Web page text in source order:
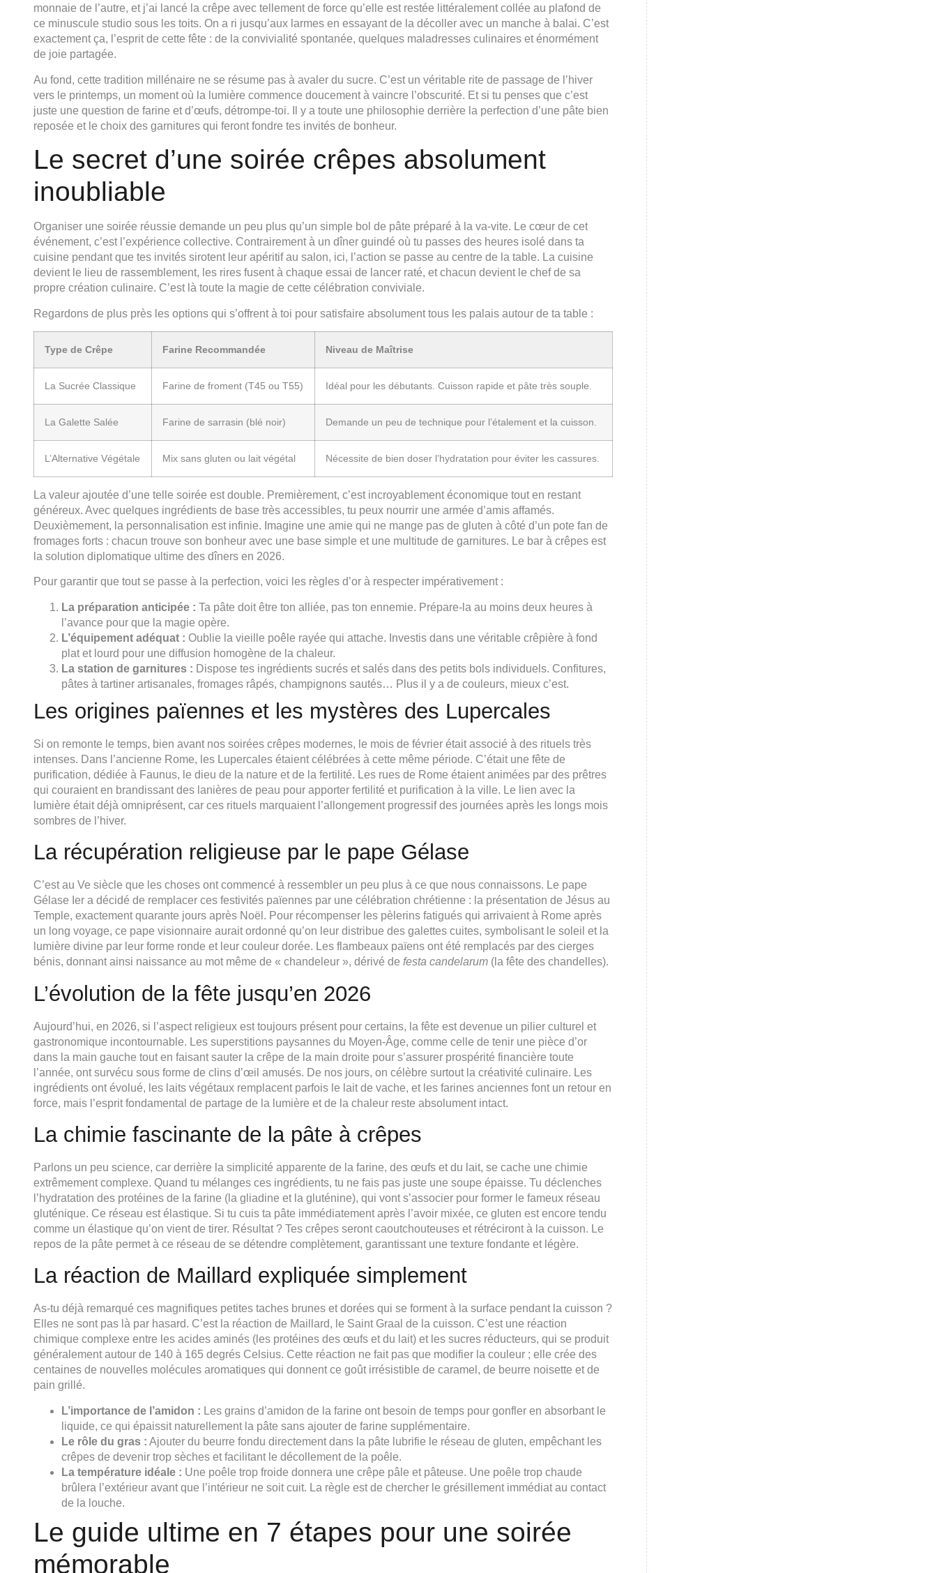
monnaie de l’autre, et j’ai lancé la crêpe avec tellement de force qu’elle est restée littéralement collée au plafond de
ce minuscule studio sous les toits. On a ri jusqu’aux larmes en essayant de la décoller avec un manche à balai. C’est
exactement ça, l’esprit de cette fête : de la convivialité spontanée, quelques maladresses culinaires et énormément
de joie partagée.
Au fond, cette tradition millénaire ne se résume pas à avaler du sucre. C’est un véritable rite de passage de l’hiver
vers le printemps, un moment où la lumière commence doucement à vaincre l’obscurité. Et si tu penses que c’est
juste une question de farine et d’œufs, détrompe-toi. Il y a toute une philosophie derrière la perfection d’une pâte bien
reposée et le choix des garnitures qui feront fondre tes invités de bonheur.
Le secret d’une soirée crêpes absolument
inoubliable
Organiser une soirée réussie demande un peu plus qu’un simple bol de pâte préparé à la va-vite. Le cœur de cet
événement, c’est l’expérience collective. Contrairement à un dîner guindé où tu passes des heures isolé dans ta
cuisine pendant que tes invités sirotent leur apéritif au salon, ici, l’action se passe au centre de la table. La cuisine
devient le lieu de rassemblement, les rires fusent à chaque essai de lancer raté, et chacun devient le chef de sa
propre création culinaire. C’est là toute la magie de cette célébration conviviale.
Regardons de plus près les options qui s’offrent à toi pour satisfaire absolument tous les palais autour de ta table :
Type de Crêpe Farine Recommandée Niveau de Maîtrise
La Sucrée Classique Farine de froment (T45 ou T55) Idéal pour les débutants. Cuisson rapide et pâte très souple.
La Galette Salée Farine de sarrasin (blé noir) Demande un peu de technique pour l’étalement et la cuisson.
L’Alternative Végétale Mix sans gluten ou lait végétal Nécessite de bien doser l’hydratation pour éviter les cassures.
La valeur ajoutée d’une telle soirée est double. Premièrement, c’est incroyablement économique tout en restant
généreux. Avec quelques ingrédients de base très accessibles, tu peux nourrir une armée d’amis affamés.
Deuxièmement, la personnalisation est infinie. Imagine une amie qui ne mange pas de gluten à côté d’un pote fan de
fromages forts : chacun trouve son bonheur avec une base simple et une multitude de garnitures. Le bar à crêpes est
la solution diplomatique ultime des dîners en 2026.
Pour garantir que tout se passe à la perfection, voici les règles d’or à respecter impérativement :
La préparation anticipée : Ta pâte doit être ton alliée, pas ton ennemie. Prépare-la au moins deux heures à
l’avance pour que la magie opère.
L’équipement adéquat : Oublie la vieille poêle rayée qui attache. Investis dans une véritable crêpière à fond
plat et lourd pour une diffusion homogène de la chaleur.
La station de garnitures : Dispose tes ingrédients sucrés et salés dans des petits bols individuels. Confitures,
pâtes à tartiner artisanales, fromages râpés, champignons sautés… Plus il y a de couleurs, mieux c’est.
Les origines païennes et les mystères des Lupercales
Si on remonte le temps, bien avant nos soirées crêpes modernes, le mois de février était associé à des rituels très
intenses. Dans l’ancienne Rome, les Lupercales étaient célébrées à cette même période. C’était une fête de
purification, dédiée à Faunus, le dieu de la nature et de la fertilité. Les rues de Rome étaient animées par des prêtres
qui couraient en brandissant des lanières de peau pour apporter fertilité et purification à la ville. Le lien avec la
lumière était déjà omniprésent, car ces rituels marquaient l’allongement progressif des journées après les longs mois
sombres de l’hiver.
La récupération religieuse par le pape Gélase
C’est au Ve siècle que les choses ont commencé à ressembler un peu plus à ce que nous connaissons. Le pape
Gélase Ier a décidé de remplacer ces festivités païennes par une célébration chrétienne : la présentation de Jésus au
Temple, exactement quarante jours après Noël. Pour récompenser les pèlerins fatigués qui arrivaient à Rome après
un long voyage, ce pape visionnaire aurait ordonné qu’on leur distribue des galettes cuites, symbolisant le soleil et la
lumière divine par leur forme ronde et leur couleur dorée. Les flambeaux païens ont été remplacés par des cierges
bénis, donnant ainsi naissance au mot même de « chandeleur », dérivé de festa candelarum (la fête des chandelles).
L’évolution de la fête jusqu’en 2026
Aujourd’hui, en 2026, si l’aspect religieux est toujours présent pour certains, la fête est devenue un pilier culturel et
gastronomique incontournable. Les superstitions paysannes du Moyen-Âge, comme celle de tenir une pièce d’or
dans la main gauche tout en faisant sauter la crêpe de la main droite pour s’assurer prospérité financière toute
l’année, ont survécu sous forme de clins d’œil amusés. De nos jours, on célèbre surtout la créativité culinaire. Les
ingrédients ont évolué, les laits végétaux remplacent parfois le lait de vache, et les farines anciennes font un retour en
force, mais l’esprit fondamental de partage de la lumière et de la chaleur reste absolument intact.
La chimie fascinante de la pâte à crêpes
Parlons un peu science, car derrière la simplicité apparente de la farine, des œufs et du lait, se cache une chimie
extrêmement complexe. Quand tu mélanges ces ingrédients, tu ne fais pas juste une soupe épaisse. Tu déclenches
l’hydratation des protéines de la farine (la gliadine et la gluténine), qui vont s’associer pour former le fameux réseau
gluténique. Ce réseau est élastique. Si tu cuis ta pâte immédiatement après l’avoir mixée, ce gluten est encore tendu
comme un élastique qu’on vient de tirer. Résultat ? Tes crêpes seront caoutchouteuses et rétréciront à la cuisson. Le
repos de la pâte permet à ce réseau de se détendre complètement, garantissant une texture fondante et légère.
La réaction de Maillard expliquée simplement
As-tu déjà remarqué ces magnifiques petites taches brunes et dorées qui se forment à la surface pendant la cuisson ?
Elles ne sont pas là par hasard. C’est la réaction de Maillard, le Saint Graal de la cuisson. C’est une réaction
chimique complexe entre les acides aminés (les protéines des œufs et du lait) et les sucres réducteurs, qui se produit
généralement autour de 140 à 165 degrés Celsius. Cette réaction ne fait pas que modifier la couleur ; elle crée des
centaines de nouvelles molécules aromatiques qui donnent ce goût irrésistible de caramel, de beurre noisette et de
pain grillé.
L’importance de l’amidon : Les grains d’amidon de la farine ont besoin de temps pour gonfler en absorbant le
liquide, ce qui épaissit naturellement la pâte sans ajouter de farine supplémentaire.
Le rôle du gras : Ajouter du beurre fondu directement dans la pâte lubrifie le réseau de gluten, empêchant les
crêpes de devenir trop sèches et facilitant le décollement de la poêle.
La température idéale : Une poêle trop froide donnera une crêpe pâle et pâteuse. Une poêle trop chaude
brûlera l’extérieur avant que l’intérieur ne soit cuit. La règle est de chercher le grésillement immédiat au contact
de la louche.
Le guide ultime en 7 étapes pour une soirée
mémorable